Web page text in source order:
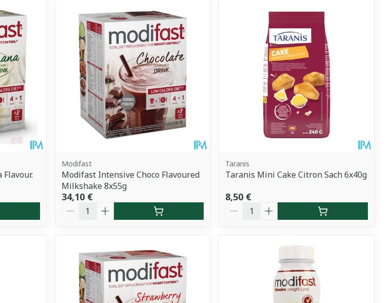
et maximales du prix.
Modifast
Modifast Intensive Choco Flavoured
Milkshake 8x55g
34,10 €
Quantité
Taranis
Taranis Mini Cake Citron Sach 6x40g
8,50 €
Quantité